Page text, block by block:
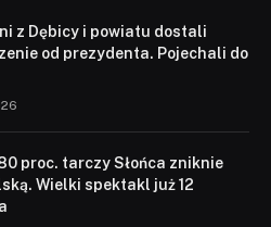
z Dębicy i powiatu dostali
od prezydenta. Pojechali do
proc. tarczy Słońca zniknie
Wielki spektakl już 12